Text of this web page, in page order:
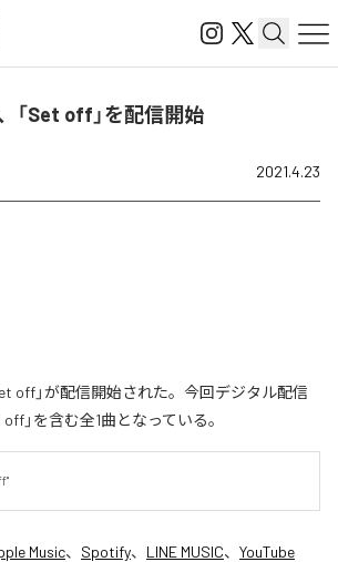
「Set off」を配信開始
2021.4.23
off」が配信開始された。今回デジタル配信
」を含む全1曲となっている。
Music、 Spotify、 LINE MUSIC、 YouTube